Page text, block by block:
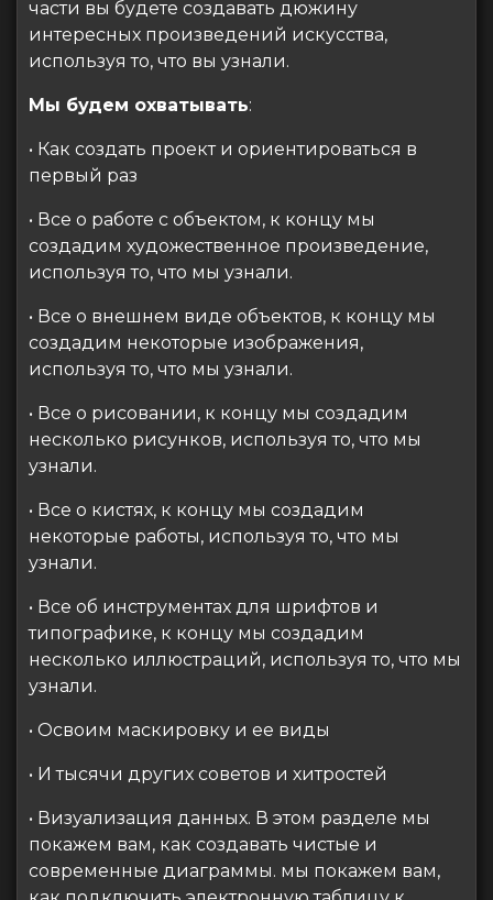
части вы будете создавать дюжину
интересных произведений искусства,
используя то, что вы узнали.
Мы будем охватывать:
• Как создать проект и ориентироваться в
первый раз
• Все о работе с объектом, к концу мы
создадим художественное произведение,
используя то, что мы узнали.
• Все о внешнем виде объектов, к концу мы
создадим некоторые изображения,
используя то, что мы узнали.
• Все о рисовании, к концу мы создадим
несколько рисунков, используя то, что мы
узнали.
• Все о кистях, к концу мы создадим
некоторые работы, используя то, что мы
узнали.
• Все об инструментах для шрифтов и
типографике, к концу мы создадим
несколько иллюстраций, используя то, что мы
узнали.
• Освоим маскировку и ее виды
• И тысячи других советов и хитростей
• Визуализация данных. В этом разделе мы
покажем вам, как создавать чистые и
современные диаграммы. мы покажем вам,